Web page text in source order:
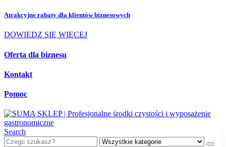
Atrakcyjne rabaty dla klientów biznesowych
DOWIEDZ SIĘ WIĘCEJ
Oferta dla biznesu
Kontakt
Pomoc
Search